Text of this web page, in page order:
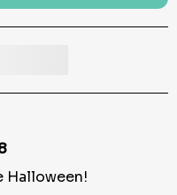
Halloween!